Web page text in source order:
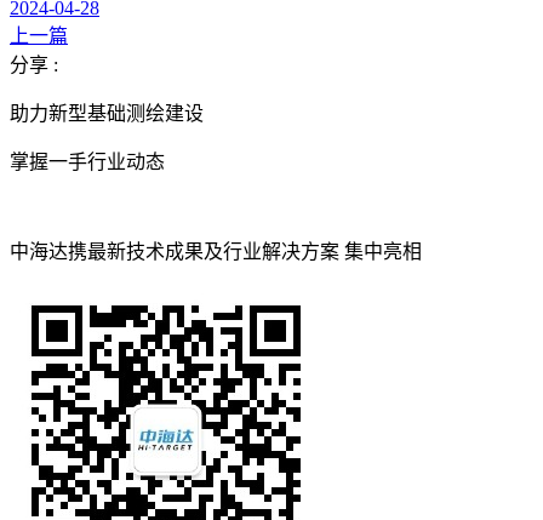
2024-04-28
上一篇
分享 :
助力新型基础测绘建设
掌握一手行业动态
中海达携最新技术成果及行业解决方案 集中亮相